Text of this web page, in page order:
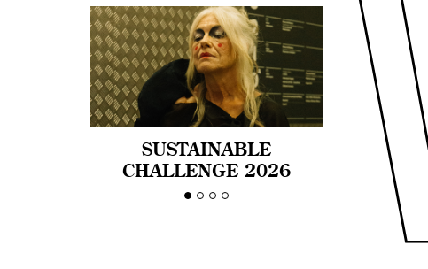
SUSTAINABLE
CHALLENGE 2026
CELEBRA LA